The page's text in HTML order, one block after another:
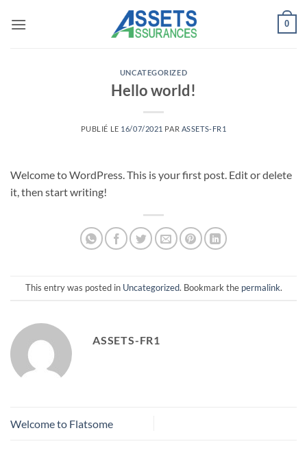
0
UNCATEGORIZED
Hello world!
PUBLIÉ LE 16/07/2021 PAR ASSETS-FR1
Welcome to WordPress. This is your first post. Edit or delete
it, then start writing!
This entry was posted in Uncategorized. Bookmark the permalink.
ASSETS-FR1
Welcome to Flatsome